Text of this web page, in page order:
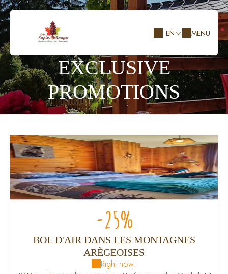
EN MENU
EXCLUSIVE
PROMOTIONS
-25%
BOL D'AIR DANS LES MONTAGNES
ARÈGEOISES
Right now!